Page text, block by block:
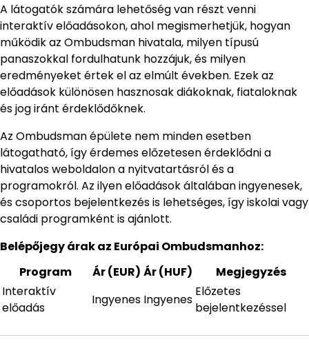
A látogatók számára lehetőség van részt venni
interaktív előadásokon, ahol megismerhetjük, hogyan
működik az Ombudsman hivatala, milyen típusú
panaszokkal fordulhatunk hozzájuk, és milyen
eredményeket értek el az elmúlt években. Ezek az
előadások különösen hasznosak diákoknak, fiataloknak
és jog iránt érdeklődőknek.
Az Ombudsman épülete nem minden esetben
látogatható, így érdemes előzetesen érdeklődni a
hivatalos weboldalon a nyitvatartásról és a
programokról. Az ilyen előadások általában ingyenesek,
és csoportos bejelentkezés is lehetséges, így iskolai vagy
családi programként is ajánlott.
Belépőjegy árak az Európai Ombudsmanhoz:
Program
Ár (EUR) Ár (HUF)
Megjegyzés
Interaktív
előadás
Ingyenes Ingyenes
Előzetes
bejelentkezéssel